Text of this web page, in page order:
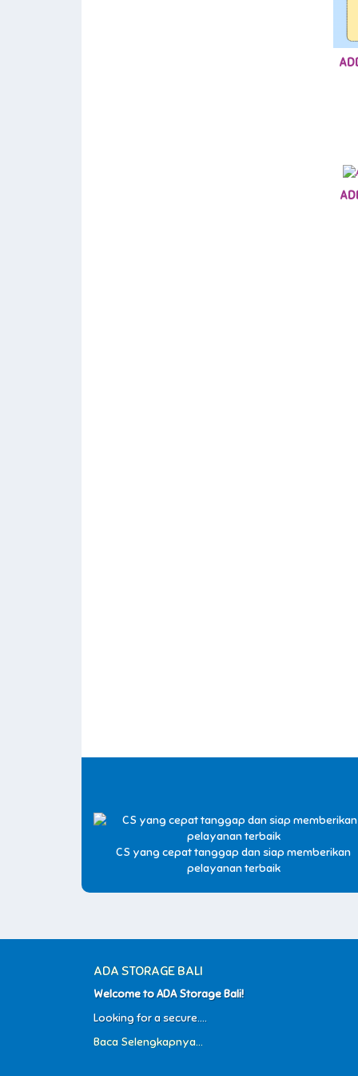
CS yang cepat tanggap dan siap memberikan
pelayanan terbaik
ADA STORAGE BALI
Welcome to ADA Storage Bali!
Looking for a secure....
Baca Selengkapnya...